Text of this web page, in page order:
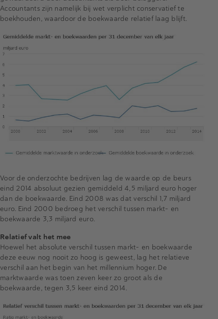
Accountants zijn namelijk bij wet verplicht conservatief te
boekhouden, waardoor de boekwaarde relatief laag blijft.
Voor de onderzochte bedrijven lag de waarde op de beurs
eind 2014 absoluut gezien gemiddeld 4,5 miljard euro hoger
dan de boekwaarde. Eind 2008 was dat verschil 1,7 miljard
euro. Eind 2000 bedroeg het verschil tussen markt- en
boekwaarde 3,3 miljard euro.
Relatief valt het mee
Hoewel het absolute verschil tussen markt- en boekwaarde
deze eeuw nog nooit zo hoog is geweest, lag het relatieve
verschil aan het begin van het millennium hoger. De
marktwaarde was toen zeven keer zo groot als de
boekwaarde, tegen 3,5 keer eind 2014.